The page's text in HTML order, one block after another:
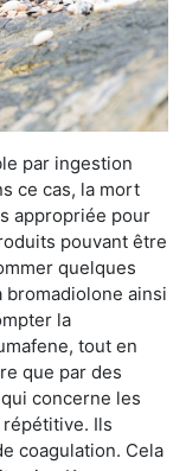
par ingestion
ce cas, la mort
appropriée pour
pouvant être
quelques
bromadiolone ainsi
la
tout en
que par des
concerne les
Ils
coagulation. Cela